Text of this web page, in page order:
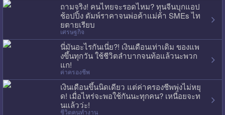
ถามจริง! คนไทยจะรอดไหม? ทุนจีนบุกแอป
ช้อปปิ้ง ดัมพ์ราคาจนพ่อค้าแม่ค้า SMEs ไท
ยตายเรียบ
เศรษฐกิจ
นี่มันอะไรกันเนี่ย?! เงินเดือนเท่าเดิม ของแพ
งขึ้นทุกวัน ใช้ชีวิตลำบากจนท้อแล้วนะพวก
แก!
ค่าครองชีพ
เงินเดือนขึ้นนิดเดียว แต่ค่าครองชีพพุ่งไม่หยุ
ด! เมื่อไหร่จะพอใช้กันนะทุกคน? เหนื่อยจะท
นแล้วว่ะ!
ชีวิตคนทำงาน